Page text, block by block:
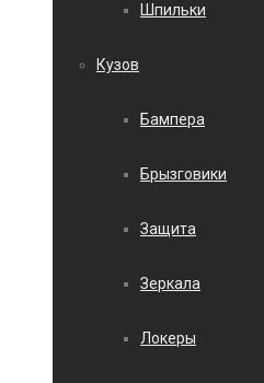
Шпильки
Кузов
Бампера
Брызговики
Защита
Зеркала
Локеры